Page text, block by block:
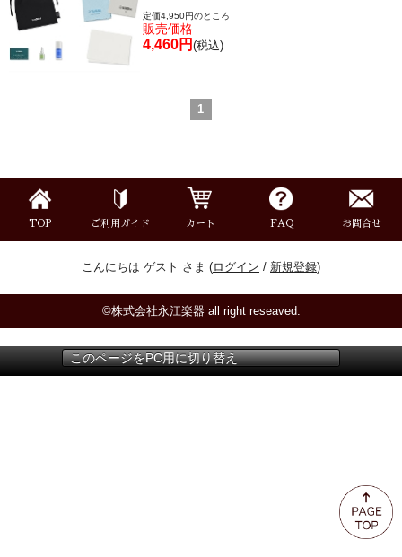
定価4,950円のところ
販売価格
4,460円 (税込)
1
TOP ご利用ガイド カート FAQ お問合せ
こんにちは ゲスト さま (ログイン / 新規登録)
©株式会社永江楽器 all right reseaved.
マウスピース＆ポーチ
リガチャー＆キャップ
楽器ケース＆ケースカバー
楽器スタンド
お手入れ用品・パーツ
チューナー・メトロノーム
このページをPC用に切り替え